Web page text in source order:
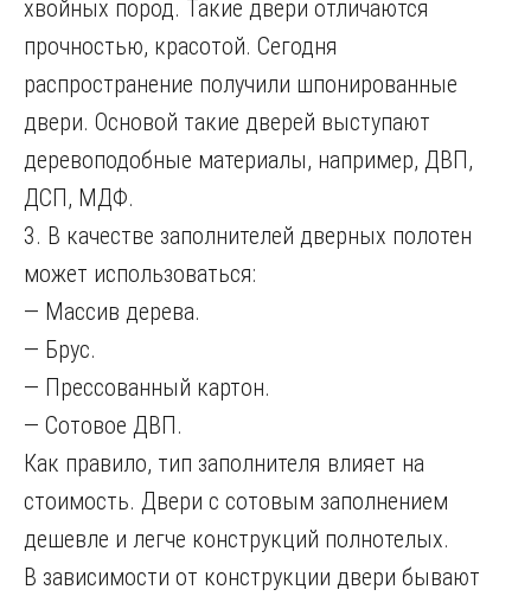
хвойных пород. Такие двери отличаются
прочностью, красотой. Сегодня
распространение получили шпонированные
двери. Основой такие дверей выступают
деревоподобные материалы, например, ДВП,
ДСП, МДФ.
3. В качестве заполнителей дверных полотен
может использоваться:
— Массив дерева.
— Брус.
— Прессованный картон.
— Сотовое ДВП.
Как правило, тип заполнителя влияет на
стоимость. Двери с сотовым заполнением
дешевле и легче конструкций полнотелых.
В зависимости от конструкции двери бывают